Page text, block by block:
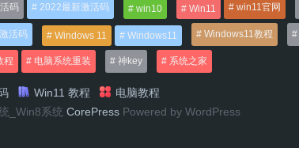
码 2022最新激活码 win10 Win11 win11官网
活码 Windows 11 Windows11 Windows11教程
程 电脑系统重装 神key 系统之家
Win11 教程
电脑教程
_Win8系统 CorePress Powered by WordPress